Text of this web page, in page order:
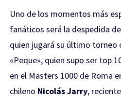
Uno de los momentos más
fanáticos será la despedida de
quien jugará su último torneo
«Peque», quien supo ser top
en el Masters 1000 de Roma
chileno Nicolás Jarry,